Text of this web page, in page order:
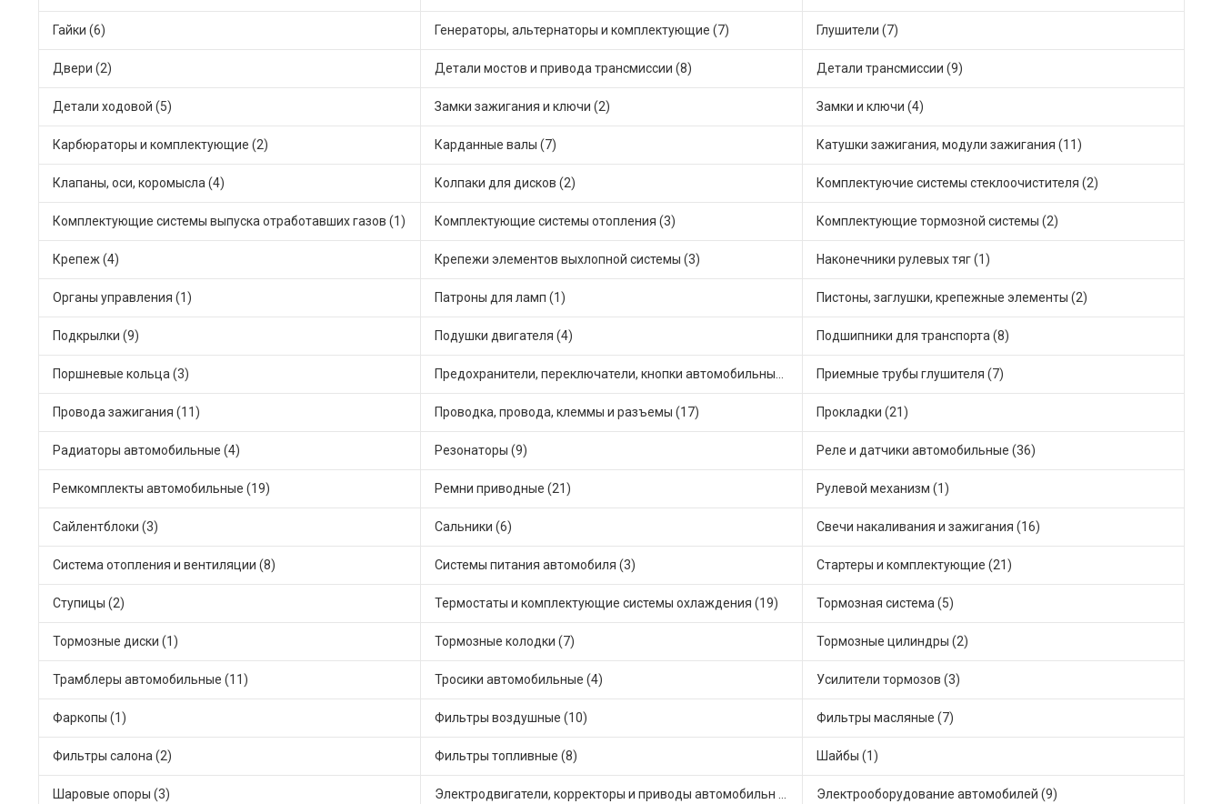
Гайки (6) Генераторы, альтернаторы и комплектующие (7) Глушители (7)
Двери (2) Детали мостов и привода трансмиссии (8) Детали трансмиссии (9)
Детали ходовой (5) Замки зажигания и ключи (2) Замки и ключи (4)
Карбюраторы и комплектующие (2) Карданные валы (7) Катушки зажигания, модули зажигания (11)
Клапаны, оси, коромысла (4) Колпаки для дисков (2) Комплектуючие системы стеклоочистителя (2)
Комплектующие системы выпуска отработавших газов (1) Комплектующие системы отопления (3) Комплектующие тормозной системы (2)
Крепеж (4) Крепежи элементов выхлопной системы (3) Наконечники рулевых тяг (1)
Органы управления (1) Патроны для ламп (1) Пистоны, заглушки, крепежные элементы (2)
Подкрылки (9) Подушки двигателя (4) Подшипники для транспорта (8)
Поршневые кольца (3) Приемные трубы глушителя (7)
Провода зажигания (11) Проводка, провода, клеммы и разъемы (17) Прокладки (21)
Радиаторы автомобильные (4) Резонаторы (9) Реле и датчики автомобильные (36)
Ремкомплекты автомобильные (19) Ремни приводные (21) Рулевой механизм (1)
Сайлентблоки (3) Сальники (6) Свечи накаливания и зажигания (16)
Система отопления и вентиляции (8) Системы питания автомобиля (3) Стартеры и комплектующие (21)
Ступицы (2) Термостаты и комплектующие системы охлаждения (19) Тормозная система (5)
Тормозные диски (1) Тормозные колодки (7) Тормозные цилиндры (2)
Трамблеры автомобильные (11) Тросики автомобильные (4) Усилители тормозов (3)
Фаркопы (1) Фильтры воздушные (10) Фильтры масляные (7)
Фильтры салона (2) Фильтры топливные (8) Шайбы (1)
Шаровые опоры (3) Электрооборудование автомобилей (9)